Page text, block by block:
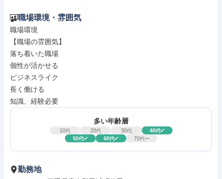
職場環境・雰囲気
職場環境
【職場の雰囲気】
落ち着いた職場
個性が活かせる
ビジネスライク
長く働ける
知識、経験必要
多い年齢層
10代 20代 30代 40代
50代 60代 70代〜
勤務地